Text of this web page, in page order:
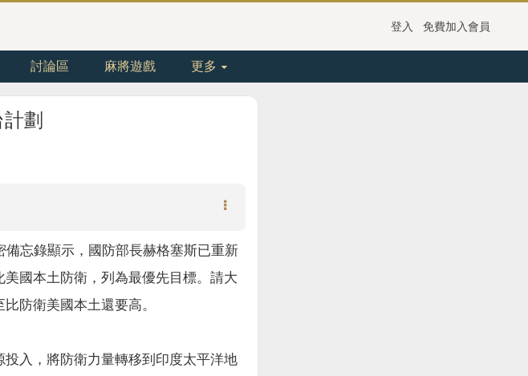
登入 免費加入會員
討論區 麻將遊戲 更多
劃
忘錄顯示，國防部長赫格塞斯已重新
國本土防衛，列為最優先目標。請大
防衛美國本土還要高。
入，將防衛力量轉移到印度太平洋地